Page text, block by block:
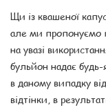
Щи із квашеної
але ми пропонуємо
на увазі
бульйон надає
в даному випадку
відтінки, в